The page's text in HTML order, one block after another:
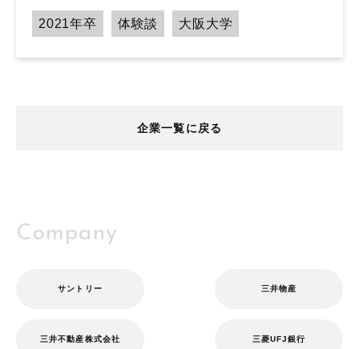
2021年卒 体験談 大阪大学
企業一覧に戻る
Company
サントリー 三井物産
三井不動産株式会社 三菱UFJ銀行